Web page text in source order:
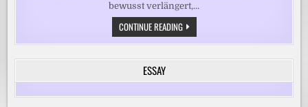
bewusst verlängert,...
CONTINUE READINGATEM
ALS
SCHLÜSSEL:
TECHNIKEN
KÖRPER,
UND
ESSAY